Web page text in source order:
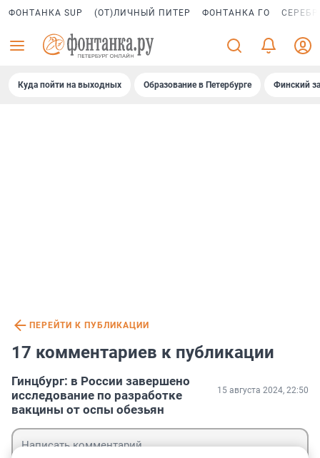
ФОНТАНКА SUP (ОТ)ЛИЧНЫЙ ПИТЕР ФОНТАНКА ГО
Куда пойти на выходных Образование в Петербурге Финский
ПЕРЕЙТИ К ПУБЛИКАЦИИ
17 комментариев к публикации
Гинцбург: в России завершено
исследование по разработке
вакцины от оспы обезьян
15 августа 2024, 22:50